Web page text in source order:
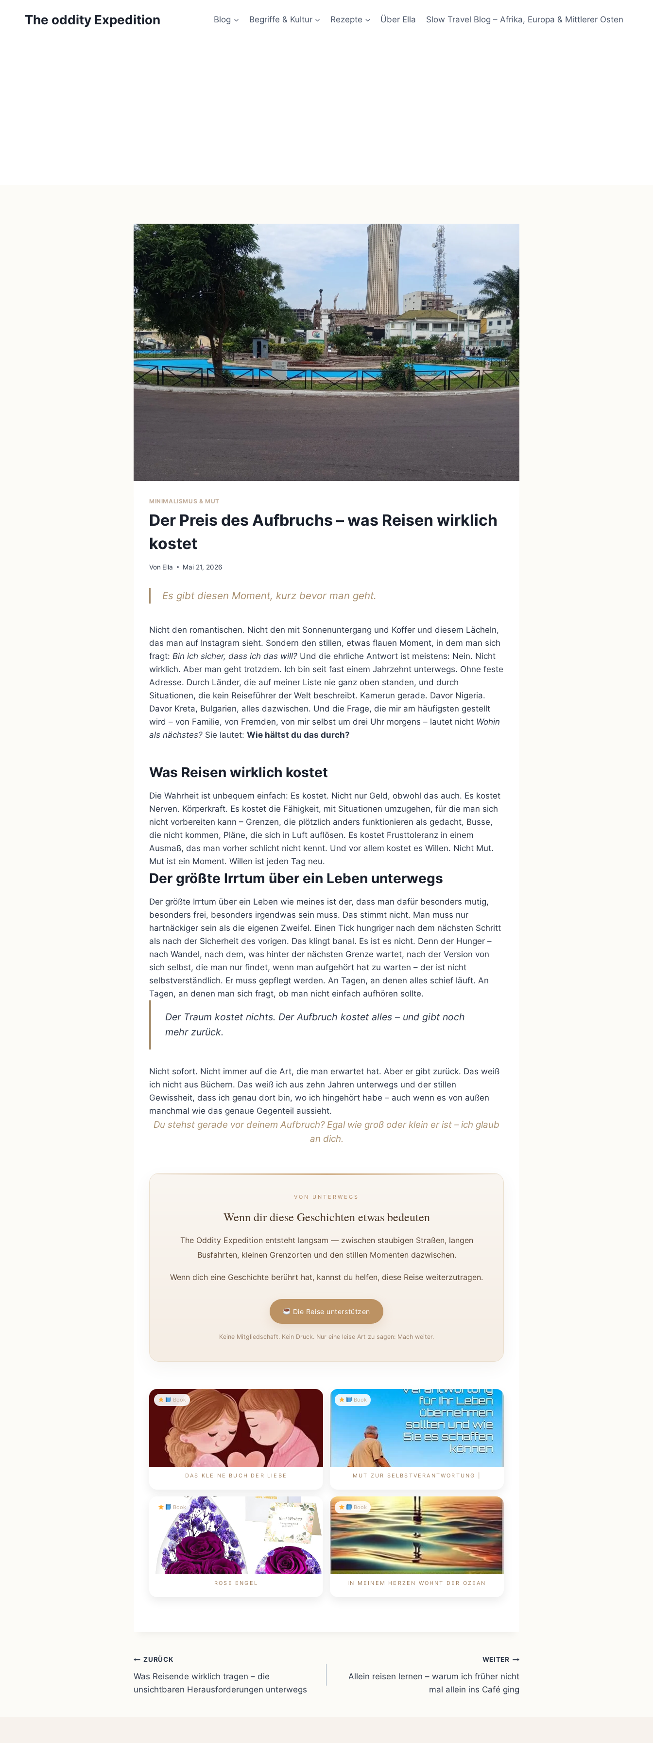
The oddity Expedition Blog Begriffe & Kultur Rezepte Über Ella Slow Travel Blog – Afrika, Europa & Mittlerer Osten
MINIMALISMUS & MUT
Der Preis des Aufbruchs – was Reisen wirklich
kostet
Von Ella Mai 21, 2026
Es gibt diesen Moment, kurz bevor man geht.
Nicht den romantischen. Nicht den mit Sonnenuntergang und Koffer und diesem Lächeln,
das man auf Instagram sieht. Sondern den stillen, etwas flauen Moment, in dem man sich
fragt: Bin ich sicher, dass ich das will? Und die ehrliche Antwort ist meistens: Nein. Nicht
wirklich. Aber man geht trotzdem. Ich bin seit fast einem Jahrzehnt unterwegs. Ohne feste
Adresse. Durch Länder, die auf meiner Liste nie ganz oben standen, und durch
Situationen, die kein Reiseführer der Welt beschreibt. Kamerun gerade. Davor Nigeria.
Davor Kreta, Bulgarien, alles dazwischen. Und die Frage, die mir am häufigsten gestellt
wird – von Familie, von Fremden, von mir selbst um drei Uhr morgens – lautet nicht Wohin
als nächstes? Sie lautet: Wie hältst du das durch?
Was Reisen wirklich kostet
Die Wahrheit ist unbequem einfach: Es kostet. Nicht nur Geld, obwohl das auch. Es kostet
Nerven. Körperkraft. Es kostet die Fähigkeit, mit Situationen umzugehen, für die man sich
nicht vorbereiten kann – Grenzen, die plötzlich anders funktionieren als gedacht, Busse,
die nicht kommen, Pläne, die sich in Luft auflösen. Es kostet Frusttoleranz in einem
Ausmaß, das man vorher schlicht nicht kennt. Und vor allem kostet es Willen. Nicht Mut.
Mut ist ein Moment. Willen ist jeden Tag neu.
Der größte Irrtum über ein Leben unterwegs
Der größte Irrtum über ein Leben wie meines ist der, dass man dafür besonders mutig,
besonders frei, besonders irgendwas sein muss. Das stimmt nicht. Man muss nur
hartnäckiger sein als die eigenen Zweifel. Einen Tick hungriger nach dem nächsten Schritt
als nach der Sicherheit des vorigen. Das klingt banal. Es ist es nicht. Denn der Hunger –
nach Wandel, nach dem, was hinter der nächsten Grenze wartet, nach der Version von
sich selbst, die man nur findet, wenn man aufgehört hat zu warten – der ist nicht
selbstverständlich. Er muss gepflegt werden. An Tagen, an denen alles schief läuft. An
Tagen, an denen man sich fragt, ob man nicht einfach aufhören sollte.
Der Traum kostet nichts. Der Aufbruch kostet alles – und gibt noch
mehr zurück.
Nicht sofort. Nicht immer auf die Art, die man erwartet hat. Aber er gibt zurück. Das weiß
ich nicht aus Büchern. Das weiß ich aus zehn Jahren unterwegs und der stillen
Gewissheit, dass ich genau dort bin, wo ich hingehört habe – auch wenn es von außen
manchmal wie das genaue Gegenteil aussieht.
Du stehst gerade vor deinem Aufbruch? Egal wie groß oder klein er ist – ich glaub
an dich.
VON UNTERWEGS
Wenn dir diese Geschichten etwas bedeuten
The Oddity Expedition entsteht langsam — zwischen staubigen Straßen, langen
Busfahrten, kleinen Grenzorten und den stillen Momenten dazwischen.
Wenn dich eine Geschichte berührt hat, kannst du helfen, diese Reise weiterzutragen.
Die Reise unterstützen
Keine Mitgliedschaft. Kein Druck. Nur eine leise Art zu sagen: Mach weiter.
Book
DAS KLEINE BUCH DER LIEBE
Book
MUT ZUR SELBSTVERANTWORTUNG |
Book
ROSE ENGEL
Book
IN MEINEM HERZEN WOHNT DER OZEAN
Beitragsnavigation
ZURÜCK
Was Reisende wirklich tragen – die
unsichtbaren Herausforderungen unterwegs
WEITER
Allein reisen lernen – warum ich früher nicht
mal allein ins Café ging